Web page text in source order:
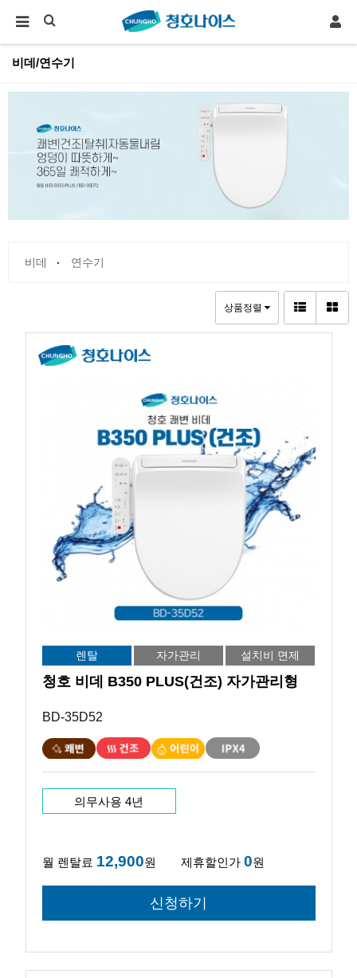
비데/연수기
비데 연수기
상품정렬
렌탈 자가관리 설치비 면제
청호 비데 B350 PLUS(건조) 자가관리형
BD-35D52
의무사용 4년
월 렌탈료 12,900원 제휴할인가0원